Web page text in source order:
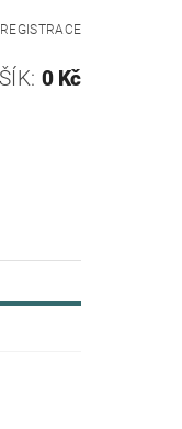
REGISTRACE
0 Kč